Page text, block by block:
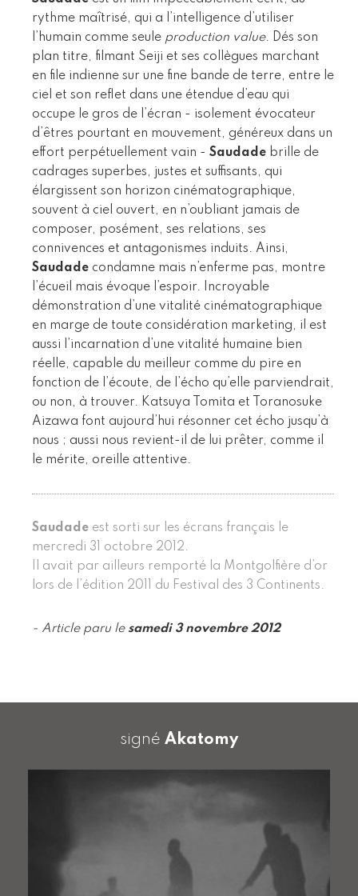
rythme maîtrisé, qui a l’intelligence d’utiliser
l’humain comme seule production value. Dés son
plan titre, filmant Seiji et ses collègues marchant
en file indienne sur une fine bande de terre, entre le
ciel et son reflet dans une étendue d’eau qui
occupe le gros de l’écran - isolement évocateur
d’êtres pourtant en mouvement, généreux dans un
effort perpétuellement vain - Saudade brille de
cadrages superbes, justes et suffisants, qui
élargissent son horizon cinématographique,
souvent à ciel ouvert, en n’oubliant jamais de
composer, posément, ses relations, ses
connivences et antagonismes induits. Ainsi,
Saudade condamne mais n’enferme pas, montre
l’écueil mais évoque l’espoir. Incroyable
démonstration d’une vitalité cinématographique
en marge de toute considération marketing, il est
aussi l’incarnation d’une vitalité humaine bien
réelle, capable du meilleur comme du pire en
fonction de l’écoute, de l’écho qu’elle parviendrait,
ou non, à trouver. Katsuya Tomita et Toranosuke
Aizawa font aujourd’hui résonner cet écho jusqu’à
nous ; aussi nous revient-il de lui prêter, comme il
le mérite, oreille attentive.
Saudade est sorti sur les écrans français le
mercredi 31 octobre 2012.
Il avait par ailleurs remporté la Montgolfière d’or
lors de l’édition 2011 du Festival des 3 Continents.
- Article paru le samedi 3 novembre 2012
signé Akatomy